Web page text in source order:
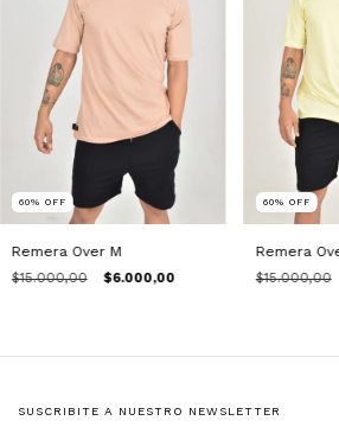
60% OFF
Remera Over M
$15.000,00 $6.000,00
60% OFF
Remera
$15.000,00
SUSCRIBITE A NUESTRO NEWSLETTER